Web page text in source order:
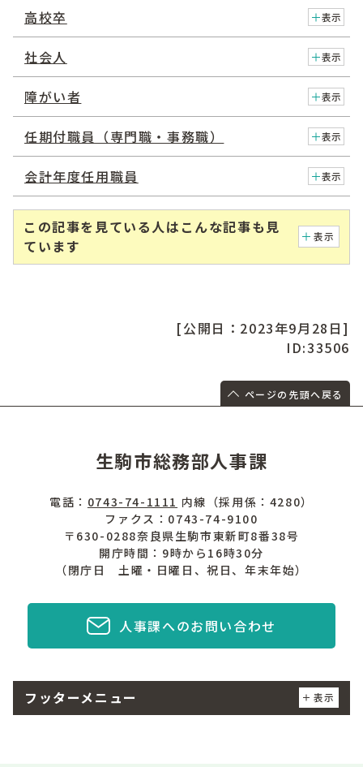
高校卒 表示
社会人 表示
障がい者 表示
任期付職員（専門職・事務職） 表示
会計年度任用職員 表示
この記事を見ている人はこんな記事も見
ています
表示
[公開日：2023年9月28日]
ID:33506
ページの先頭へ戻る
生駒市総務部人事課
電話： 0743-74-1111 内線（採用係：4280）
ファクス：0743-74-9100
〒630-0288奈良県生駒市東新町8番38号
開庁時間：9時から16時30分
（閉庁日 土曜・日曜日、祝日、年末年始）
人事課へのお問い合わせ
フッターメニュー 表示